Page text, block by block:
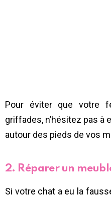
Pour éviter que votre
griffades, n’hésitez pas à
autour des pieds de vos
2. Réparer un
Si votre chat a eu la